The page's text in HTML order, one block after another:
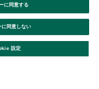
並び替え
ィー)公式オンラインストアで
は、
活雑貨、紅茶・焼き菓子など、
用意しています。
設定
に同意しない
に同意する